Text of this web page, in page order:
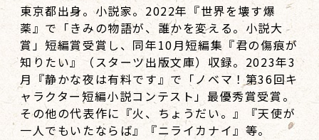
東京都出身。小説家。2022年『世界を壊す爆
薬』で「きみの物語が、誰かを変える。小説大
賞」短編賞受賞し、同年10月短編集『君の傷痕が
知りたい』（スターツ出版文庫）収録。2023年3
月『静かな夜は有料です』で「ノベマ！第36回キ
ャラクター短編小説コンテスト」最優秀賞受賞。
その他の代表作に『火、ちょうだい。』『天使が
一人でもいたならば』『ニライカナイ』等。